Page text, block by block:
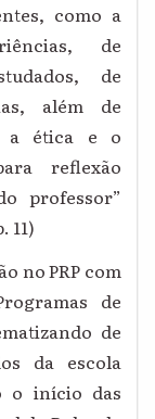
como a
de
de
além de
a ética e o
reflexão
professor”
11)
no PRP com
de
de
da escola
o início das